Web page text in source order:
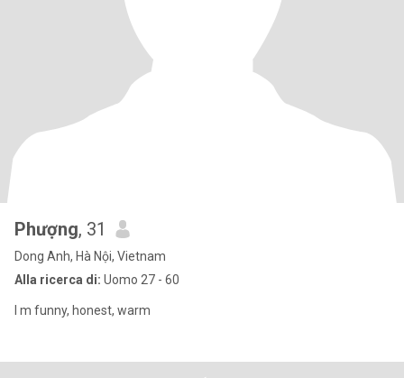
Phượng, 31
Dong Anh, Hà Nội, Vietnam
Alla ricerca di: Uomo 27 - 60
I m funny, honest, warm